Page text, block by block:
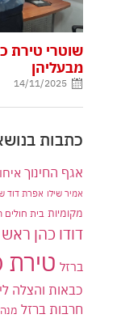
שוטרי טירת
מבעליהן
14/11/2025
כתבות
אגף החינוך
אמיר שילו אפרת דוד
מקומיות בית
דודו כהן
ברזל טירת
כבאות והצלה
חרבות ברזל